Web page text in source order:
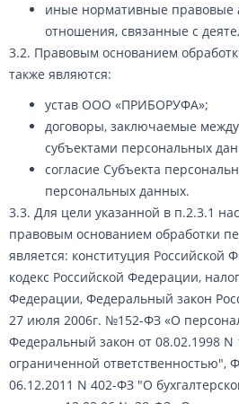
иные нормативные правовые
отношения, связанные с
3.2. Правовым основанием
также являются:
устав ООО «ПРИБОРУФА»;
договоры, заключаемые
субъектами персональных
согласие Субъекта
персональных данных.
3.3. Для цели указанной в п.2.3.1
правовым основанием обработки
является: конституция Российской
кодекс Российской Федерации,
Федерации, Федеральный закон
27 июля 2006г. №152-ФЗ «О
Федеральный закон от 08.02.1998
ограниченной ответственностью",
06.12.2011 N 402-ФЗ "О